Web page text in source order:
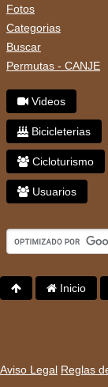
Fotos
Categorias
Buscar
Permutas - CANJE
Videos
Bicicleterias
Cicloturismo
Usuarios
Inicio
Aviso Legal Reglas